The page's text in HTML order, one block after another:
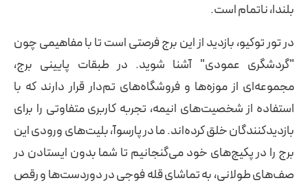
بلندا، ناتمام است.
در تور توکیو، بازدید از این برج فرصتی است تا با مفاهیمی چون
"گردشگری عمودی" آشنا شوید. در طبقات پایینی برج،
مجموعه‌ای از موزه‌ها و فروشگاه‌های تم‌دار قرار دارند که با
استفاده از شخصیت‌های انیمه، تجربه کاربری متفاوتی را برای
بازدیدکنندگان خلق کرده‌اند. ما در پارسوآ، بلیت‌های ورودی این
برج را در پکیج‌های خود می‌گنجانیم تا شما بدون ایستادن در
صف‌های طولانی، به تماشای قله فوجی در دوردست‌ها و رقص